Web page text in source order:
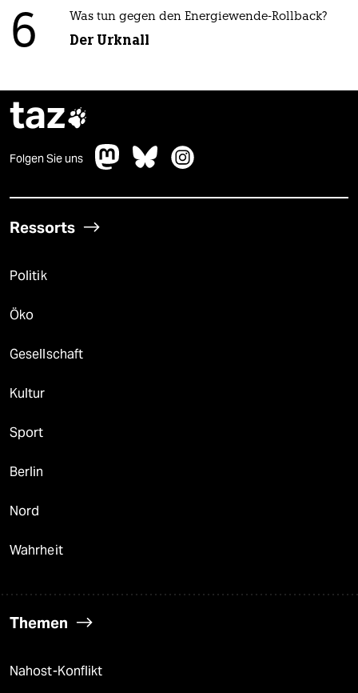
6 Was tun gegen den Energiewende-Rollback?
Der Urknall
taz
Folgen Sie uns
Ressorts
Politik
Öko
Gesellschaft
Kultur
Sport
Berlin
Nord
Wahrheit
Themen
Nahost-Konflikt